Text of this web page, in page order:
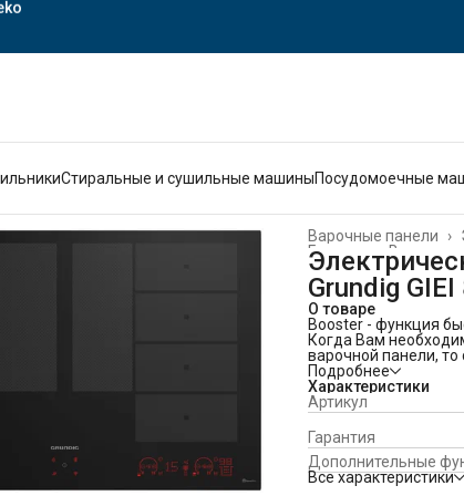
Стиральные и сушильные машиныПосудомоечные
Варочные панели
›
Главная
Grundig
О товаре
Booster - функция
Когда Вам
варочной панели,
Booster Вы
поверхности до
мощность при
на 15% мощнее, а
Автоприготовление
С помощью этой
режимах: подогрев,
Не нужно подбирать
Подробнее
Характеристики
Артикул
Гарантия
Дополнительные
Все характеристики